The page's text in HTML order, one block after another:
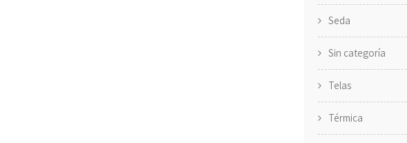
Seda
Sin categoría
Telas
Térmica